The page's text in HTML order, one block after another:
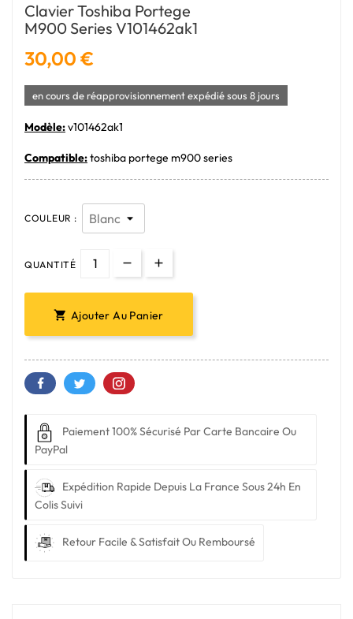
Clavier Toshiba Portege
M900 Series V101462ak1
30,00 €
en cours de réapprovisionnement expédié sous 8 jours
Modèle:v101462ak1
Compatible:toshiba portege m900 series
COULEUR :
QUANTITÉ
 Ajouter Au Panier
Paiement 100% Sécurisé Par Carte Bancaire Ou
PayPal
Expédition Rapide Depuis La France Sous 24h En
Colis Suivi
Retour Facile & Satisfait Ou Remboursé